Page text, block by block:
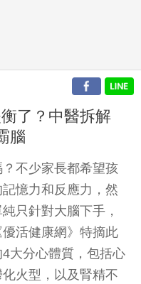
了？中醫拆解
腦
不少家長都希望孩
憶力和反應力，然
只針對大腦下手，
活健康網》特摘此
大分心體質，包括心
火型，以及腎精不